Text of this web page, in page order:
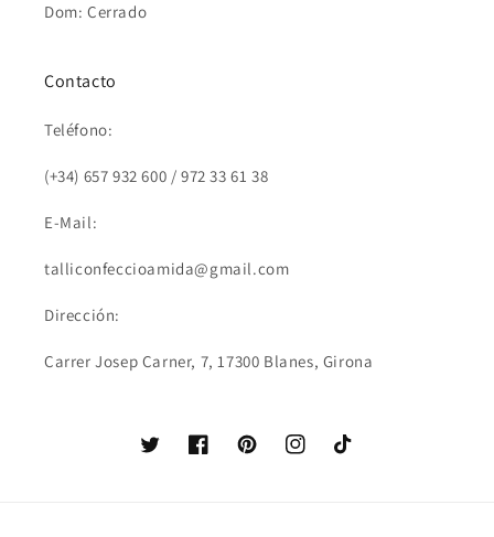
Dom: Cerrado
Contacto
Teléfono:
(+34) 657 932 600 / 972 33 61 38
E-Mail:
talliconfeccioamida@gmail.com
Dirección:
Carrer Josep Carner, 7, 17300 Blanes, Girona
TwitterFacebookPinterestInstagramTikTok